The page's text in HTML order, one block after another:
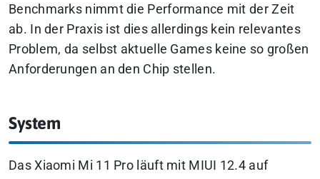
Benchmarks nimmt die Performance mit der Zeit
ab. In der Praxis ist dies allerdings kein relevantes
Problem, da selbst aktuelle Games keine so großen
Anforderungen an den Chip stellen.
System
Das Xiaomi Mi 11 Pro läuft mit MIUI 12.4 auf